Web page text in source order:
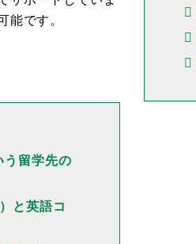
能です。
う留学先の
と英語コ